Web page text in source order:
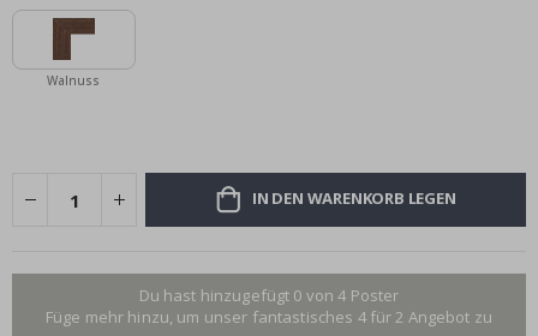
Walnuss
IN DEN WARENKORB LEGEN
Du hast hinzugefügt 0 von 4 Poster
Füge mehr hinzu, um unser fantastisches 4 für 2 Angebot zu